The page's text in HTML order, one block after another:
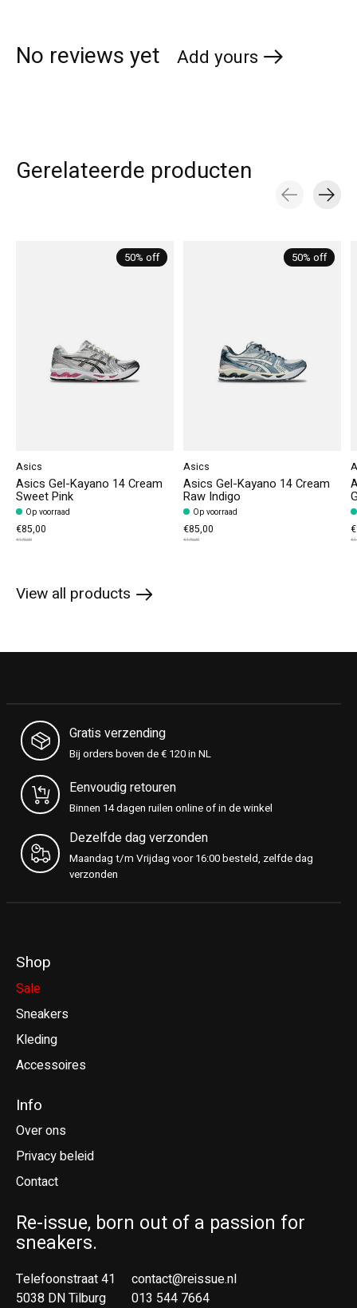
No reviews yet Add yours
Gerelateerde producten
50% off
Asics
Asics Gel-Kayano 14 Cream
Sweet Pink
Op voorraad
€85,00
€170,00
50% off
Asics
Asics Gel-Kayano 14 Cream
Raw Indigo
Op voorraad
€85,00
€170,00
View all products
Gratis verzending
Bij orders boven de € 120 in NL
Eenvoudig retouren
Binnen 14 dagen ruilen online of in de winkel
Dezelfde dag verzonden
Maandag t/m Vrijdag voor 16:00 besteld, zelfde dag
verzonden
Shop
Sale
Sneakers
Kleding
Accessoires
Info
Over ons
Privacy beleid
Contact
Re-issue, born out of a passion for
sneakers.
Telefoonstraat 41
5038 DN Tilburg
contact@reissue.nl
013 544 7664